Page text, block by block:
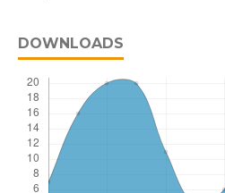
DOWNLOADS